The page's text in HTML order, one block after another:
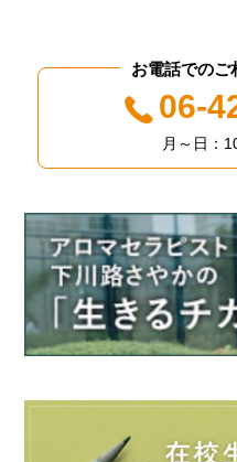
お電話でのご
06-
月～日：